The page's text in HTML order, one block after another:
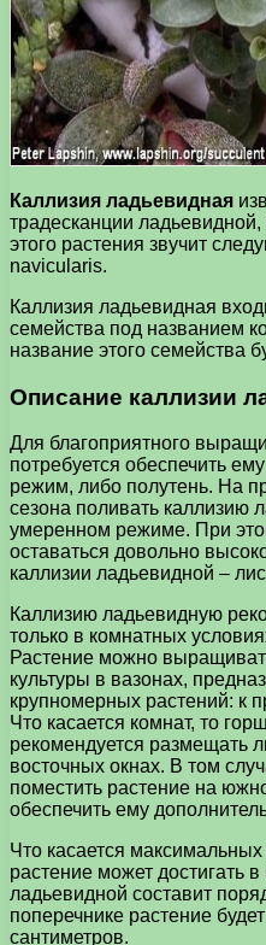
Каллизия ладьевидная
традесканции
этого растения звучит
navicularis.
Каллизия ладьевидная
семейства под названием
название этого семейства
Описание каллизии
Для благоприятного
потребуется обеспечить
режим, либо полутень. На
сезона поливать каллизию
умеренном режиме. При
оставаться довольно
каллизии ладьевидной –
Каллизию ладьевидную
только в комнатных
Растение можно
культуры в вазонах,
крупномерных растений: к
Что касается комнат, то
рекомендуется размещать
восточных окнах. В том
поместить растение на
обеспечить ему
Что касается
растение может достигать
ладьевидной составит
поперечнике растение
сантиметров.